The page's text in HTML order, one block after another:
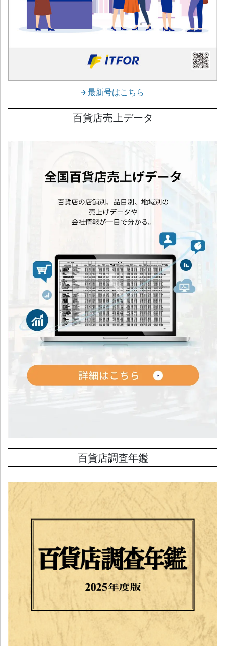
最新号はこちら
百貨店売上データ
百貨店調査年鑑